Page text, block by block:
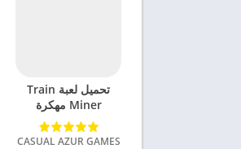
تحميل لعبة Train
Miner مهكرة
للاندرويد 2024
CASUAL AZUR GAMES‏